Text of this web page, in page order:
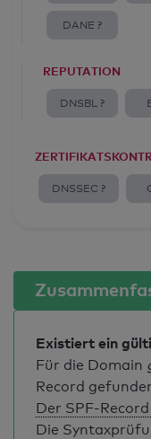
DANE ?
REPUTATION
DNSBL ?
DNSSEC ?
Existiert ein
Für die Domain
Record
Der SPF-
Die